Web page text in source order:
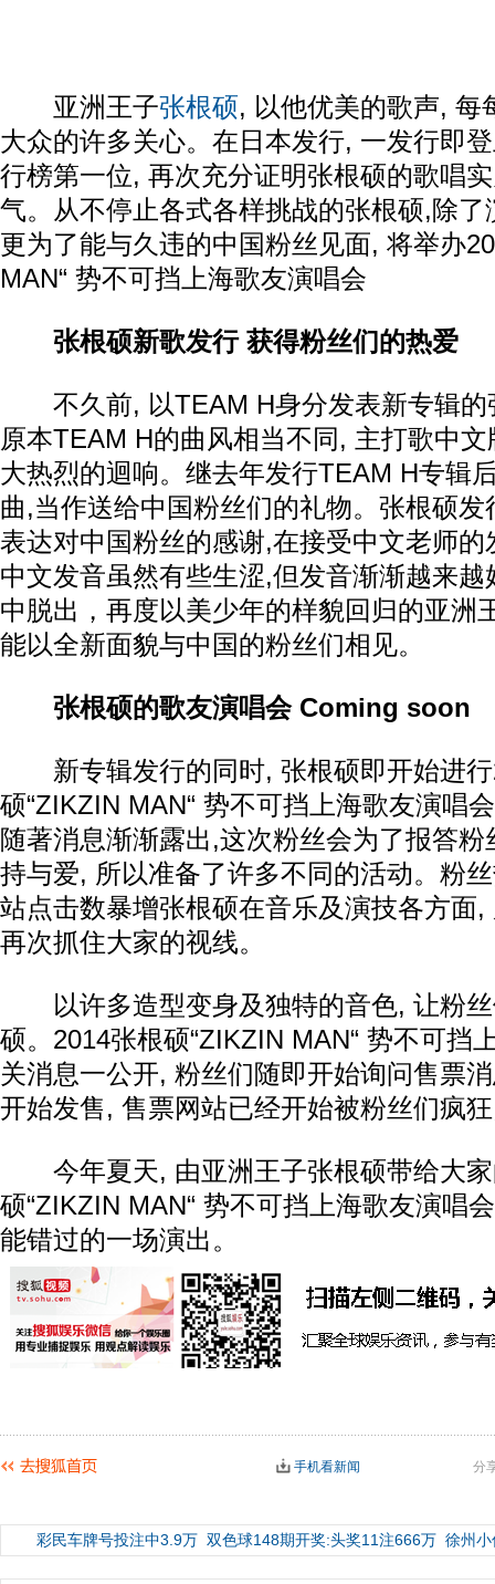
亚洲王子张根硕, 以他优美的歌声, 每
大众的许多关心。在日本发行, 一发行即
行榜第一位, 再次充分证明张根硕的歌唱
气。从不停止各式各样挑战的张根硕,除
更为了能与久违的中国粉丝见面, 将举办
MAN“ 势不可挡上海歌友演唱会
张根硕新歌发行 获得粉丝们的热爱
不久前, 以TEAM H身分发表新专辑的
原本TEAM H的曲风相当不同, 主打歌中
大热烈的迴响。继去年发行TEAM H专辑
曲,当作送给中国粉丝们的礼物。张根硕
表达对中国粉丝的感谢,在接受中文老师
中文发音虽然有些生涩,但发音渐渐越来
中脱出，再度以美少年的样貌回归的亚洲
能以全新面貌与中国的粉丝们相见。
张根硕的歌友演唱会 Coming soon
新专辑发行的同时, 张根硕即开始进行
硕“ZIKZIN MAN“ 势不可挡上海歌友演唱
随著消息渐渐露出,这次粉丝会为了报答
持与爱, 所以准备了许多不同的活动。粉
站点击数暴增张根硕在音乐及演技各方面
再次抓住大家的视线。
以许多造型变身及独特的音色, 让粉丝
硕。2014张根硕“ZIKZIN MAN“ 势不可挡
关消息一公开, 粉丝们随即开始询问售票
开始发售, 售票网站已经开始被粉丝们疯
今年夏天, 由亚洲王子张根硕带给大家
硕“ZIKZIN MAN“ 势不可挡上海歌友演唱
能错过的一场演出。
分
手机看新闻
彩民车牌号投注中3.9万 双色球148期开奖:头奖11注666万 徐州